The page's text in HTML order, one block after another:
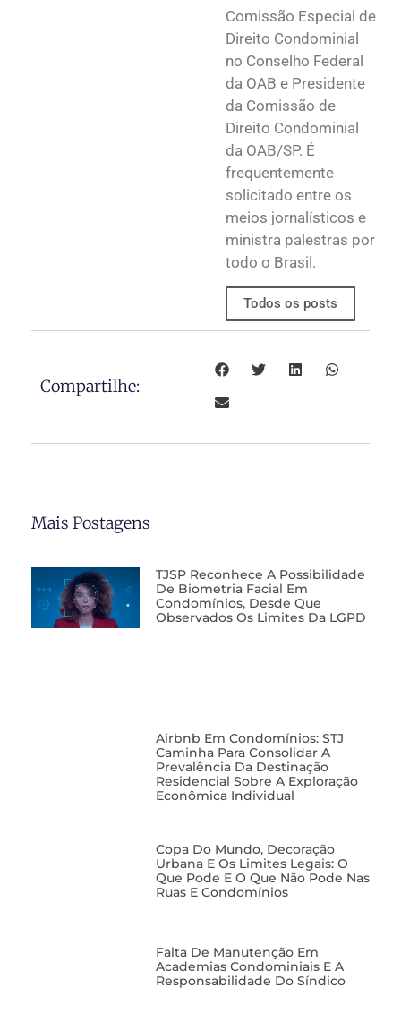
Comissão Especial de
Direito Condominial
no Conselho Federal
da OAB e Presidente
da Comissão de
Direito Condominial
da OAB/SP. É
frequentemente
solicitado entre os
meios jornalísticos e
ministra palestras por
todo o Brasil.
Todos os posts
Compartilhe:
Mais Postagens
TJSP Reconhece A Possibilidade
De Biometria Facial Em
Condomínios, Desde Que
Observados Os Limites Da LGPD
Airbnb Em Condomínios: STJ
Caminha Para Consolidar A
Prevalência Da Destinação
Residencial Sobre A Exploração
Econômica Individual
Copa Do Mundo, Decoração
Urbana E Os Limites Legais: O
Que Pode E O Que Não Pode Nas
Ruas E Condomínios
Falta De Manutenção Em
Academias Condominiais E A
Responsabilidade Do Síndico